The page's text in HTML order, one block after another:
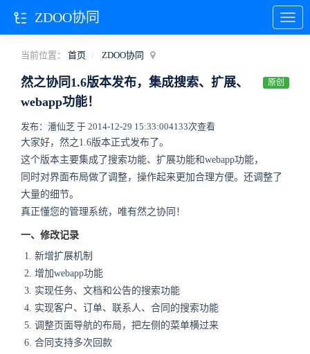
当前位置： 首页 ZDOO协同
然之协同1.6版本发布，集成搜索、扩展、
webapp功能！
原创
发布：潘仙芝 于 2014-12-29 15:33:004133次查看
大家好，然之1.6版本正式发布了。
这个版本主要集成了搜索功能、扩展功能和webapp功能，
同时对界面布局做了调整，操作起来更加合理方便。还调整了
大量的细节。
真正懂您的管理系统，唯有然之协同！
一、修改记录
新增扩展机制
增加webapp功能
实现任务、文档和公告的搜索功能
实现客户、订单、联系人、合同的搜索功能
调整页面导航的布局，把左侧的菜单横过来
合同支持多次回款
ZDOO协同